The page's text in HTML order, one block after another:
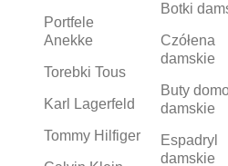
Portfele
Anekke
Torebki Tous
Karl Lagerfeld
Tommy Hilfiger
Botki
Czółena
damskie
Buty
damskie
Espadryl
damskie